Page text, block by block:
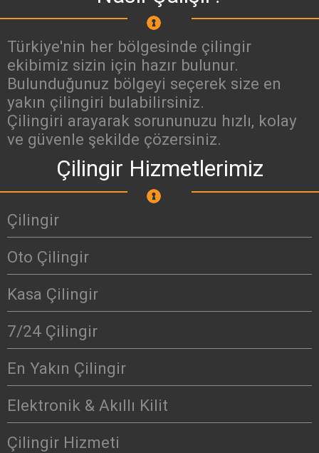
Türkiye'nin her bölgesinde çilingir
ekibimiz sizin için hazır bulunur.
Bulunduğunuz bölgeyi seçerek size en
yakın çilingiri bulabilirsiniz.
Çilingiri arayarak sorununuzu hızlı, kolay
ve güvenle şekilde çözersiniz.
Çilingir Hizmetlerimiz
Çilingir
Oto Çilingir
Kasa Çilingir
7/24 Çilingir
En Yakın Çilingir
Elektronik & Akıllı Kilit
Çilingir Hizmeti